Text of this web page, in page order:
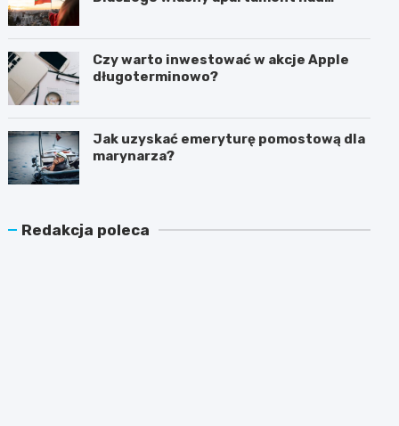
Czy warto inwestować w akcje Apple
długoterminowo?
Jak uzyskać emeryturę pomostową dla
marynarza?
Redakcja poleca